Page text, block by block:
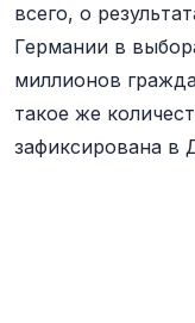
всего, о
Германии в
миллионов
такое же
зафиксирована